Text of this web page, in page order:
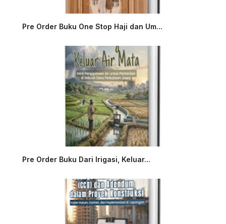
Pre Order Buku One Stop Haji dan Um...
Pre Order Buku Dari Irigasi, Keluar...